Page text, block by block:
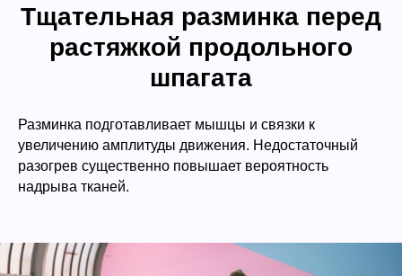
Тщательная разминка перед
растяжкой продольного
шпагата
Разминка подготавливает мышцы и связки к
увеличению амплитуды движения. Недостаточный
разогрев существенно повышает вероятность
надрыва тканей.